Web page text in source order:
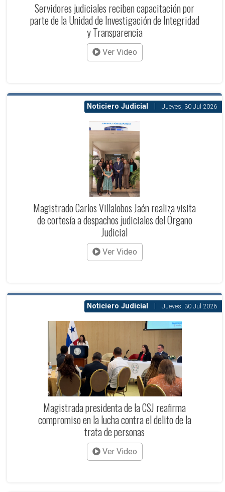
Servidores judiciales reciben capacitación por
parte de la Unidad de Investigación de Integridad
y Transparencia
Ver Video
Noticiero Judicial |Jueves, 30 Jul 2026
Magistrado Carlos Villalobos Jaén realiza visita
de cortesía a despachos judiciales del Órgano
Judicial
Ver Video
Noticiero Judicial |Jueves, 30 Jul 2026
Magistrada presidenta de la CSJ reafirma
compromiso en la lucha contra el delito de la
trata de personas
Ver Video